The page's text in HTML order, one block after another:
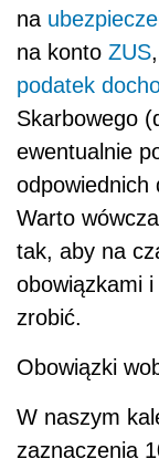
na
na konto ZUS
podatek
Skarbowego
ewentualnie
odpowiednich
Warto
tak, aby na
obowiązkami
zrobić.
Obowiązki
W naszym
zaznaczenia